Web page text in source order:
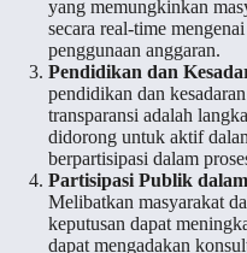
yang memungkinkan
secara real-time
penggunaan anggaran.
Pendidikan dan
pendidikan dan
transparansi adalah
didorong untuk aktif
berpartisipasi dalam
Partisipasi Publik
Melibatkan masyarakat
keputusan dapat
dapat mengadakan